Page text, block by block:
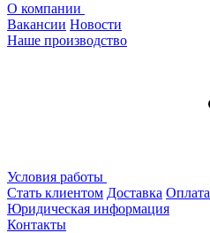
О компании
Вакансии Новости
Наше производство
Условия работы
Стать клиентом Доставка Оплата
Юридическая информация
Контакты